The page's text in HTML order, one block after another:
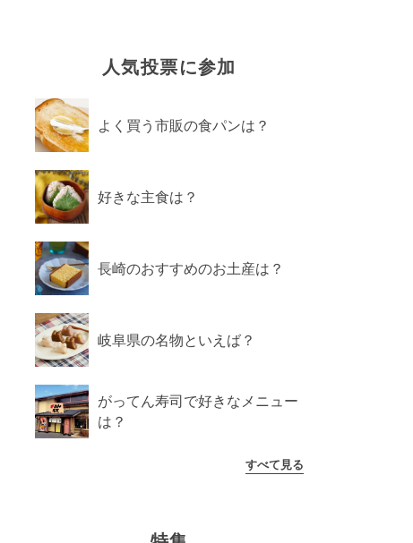
人気投票に参加
よく買う市販の食パンは？
好きな主食は？
長崎のおすすめのお土産は？
岐阜県の名物といえば？
がってん寿司で好きなメニュー
は？
すべて見る